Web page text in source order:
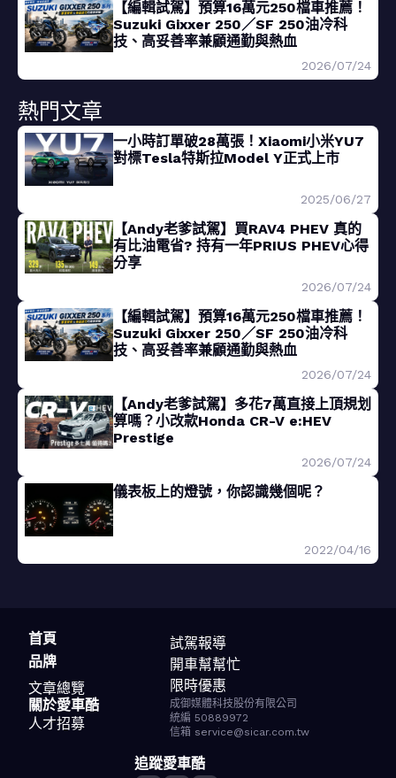
【編輯試駕】預算16萬元250檔車推薦！
Suzuki Gixxer 250／SF 250油冷科
技、高妥善率兼顧通勤與熱血
2026/07/24
熱門文章
一小時訂單破28萬張！Xiaomi小米YU7
對標Tesla特斯拉Model Y正式上市
2025/06/27
【Andy老爹試駕】買RAV4 PHEV 真的
有比油電省? 持有一年PRIUS PHEV心得
分享
2026/07/24
【編輯試駕】預算16萬元250檔車推薦！
Suzuki Gixxer 250／SF 250油冷科
技、高妥善率兼顧通勤與熱血
2026/07/24
【Andy老爹試駕】多花7萬直接上頂規划
算嗎？小改款Honda CR-V e:HEV
Prestige
2026/07/24
儀表板上的燈號，你認識幾個呢？
2022/04/16
首頁
品牌
文章總覽
試駕報導
開車幫幫忙
限時優惠
關於愛車酷
人才招募
成御媒體科技股份有限公司
統編 50889972
信箱 service@sicar.com.tw
追蹤愛車酷